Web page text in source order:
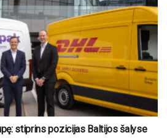
stiprins pozicijas Baltijos šalyse